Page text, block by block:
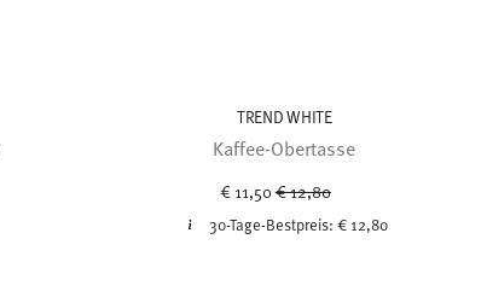
TREND WHITE
Kaffee-Obertasse
€ 11,50Price reduced from
€ 12,80
30-Tage-Bestpreis: € 12,80